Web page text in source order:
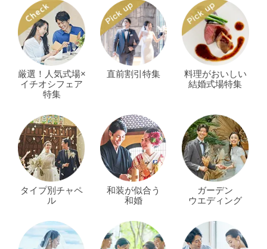
厳選！人気式場×
イチオシフェア
特集
直前割引特集
料理がおいしい
結婚式場特集
タイプ別チャペ
ル
和装が似合う
和婚
ガーデン
ウエディング